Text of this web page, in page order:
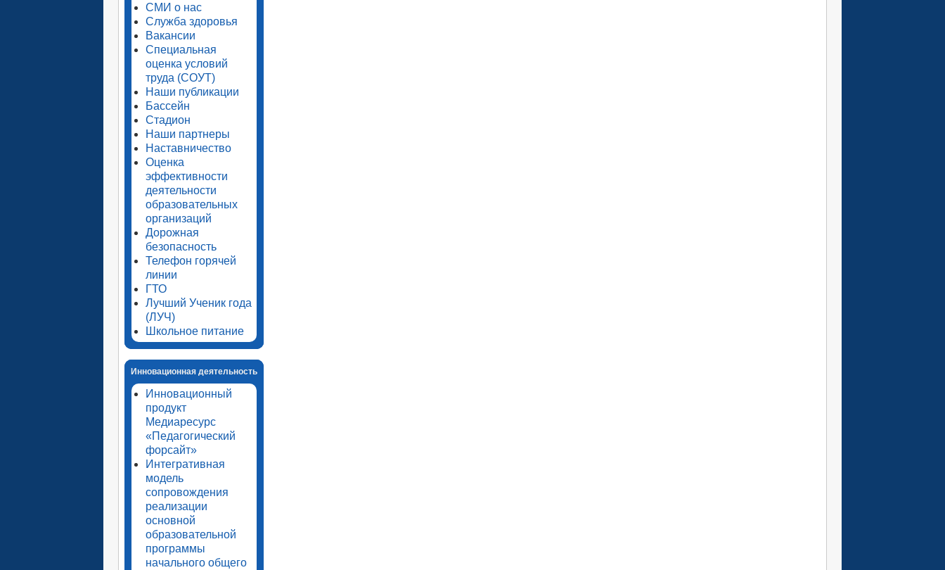
СМИ о нас
Служба здоровья
Вакансии
Специальная
оценка условий
труда (СОУТ)
Наши публикации
Бассейн
Стадион
Наши партнеры
Наставничество
Оценка
эффективности
деятельности
образовательных
организаций
Дорожная
безопасность
Телефон горячей
линии
ГТО
Лучший Ученик года
(ЛУЧ)
Школьное питание
Инновационная деятельность
Инновационный
продукт
Медиаресурс
«Педагогический
форсайт»
Интегративная
модель
сопровождения
реализации
основной
образовательной
программы
начального общего